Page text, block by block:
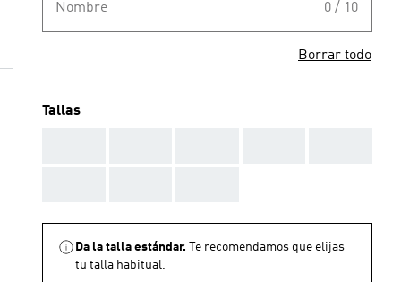
Nombre 0 / 10
Borrar todo
Tallas
Da la talla estándar.
Te recomendamos que elijas
tu talla habitual.